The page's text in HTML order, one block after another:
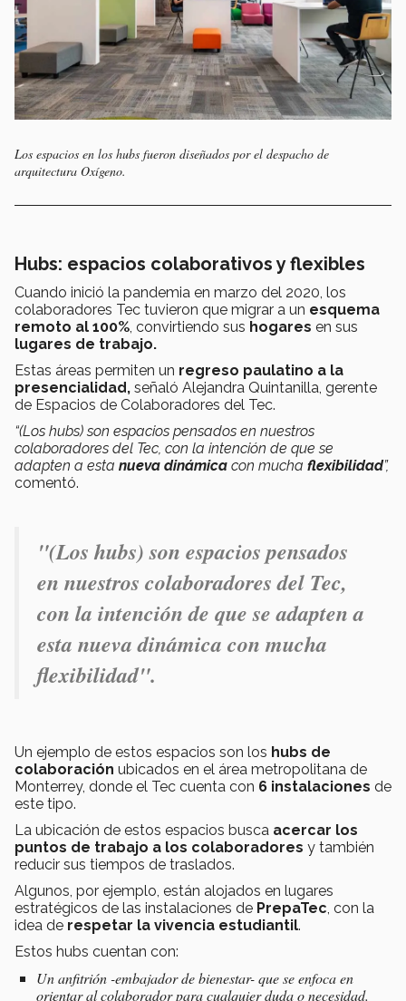
Los espacios en los hubs fueron diseñados por el despacho de
arquitectura Oxígeno.
Hubs: espacios colaborativos y flexibles
Cuando inició la pandemia en marzo del 2020, los
colaboradores Tec tuvieron que migrar a un esquema
remoto al 100%, convirtiendo sus hogares en sus
lugares de trabajo.
Estas áreas permiten un regreso paulatino a la
presencialidad, señaló Alejandra Quintanilla, gerente
de Espacios de Colaboradores del Tec.
“(Los hubs) son espacios pensados en nuestros
colaboradores del Tec, con la intención de que se
adapten a esta nueva dinámica con mucha flexibilidad”,
comentó.
"(Los hubs) son espacios pensados
en nuestros colaboradores del Tec,
con la intención de que se adapten a
esta nueva dinámica con mucha
flexibilidad".
Un ejemplo de estos espacios son los hubs de
colaboración ubicados en el área metropolitana de
Monterrey, donde el Tec cuenta con 6 instalaciones de
este tipo.
La ubicación de estos espacios busca acercar los
puntos de trabajo a los colaboradores y también
reducir sus tiempos de traslados.
Algunos, por ejemplo, están alojados en lugares
estratégicos de las instalaciones de PrepaTec, con la
idea de respetar la vivencia estudiantil.
Estos hubs cuentan con:
Un anfitrión -embajador de bienestar- que se enfoca en
orientar al colaborador para cualquier duda o necesidad.